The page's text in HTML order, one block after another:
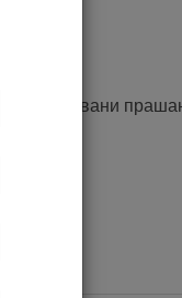
поставувани